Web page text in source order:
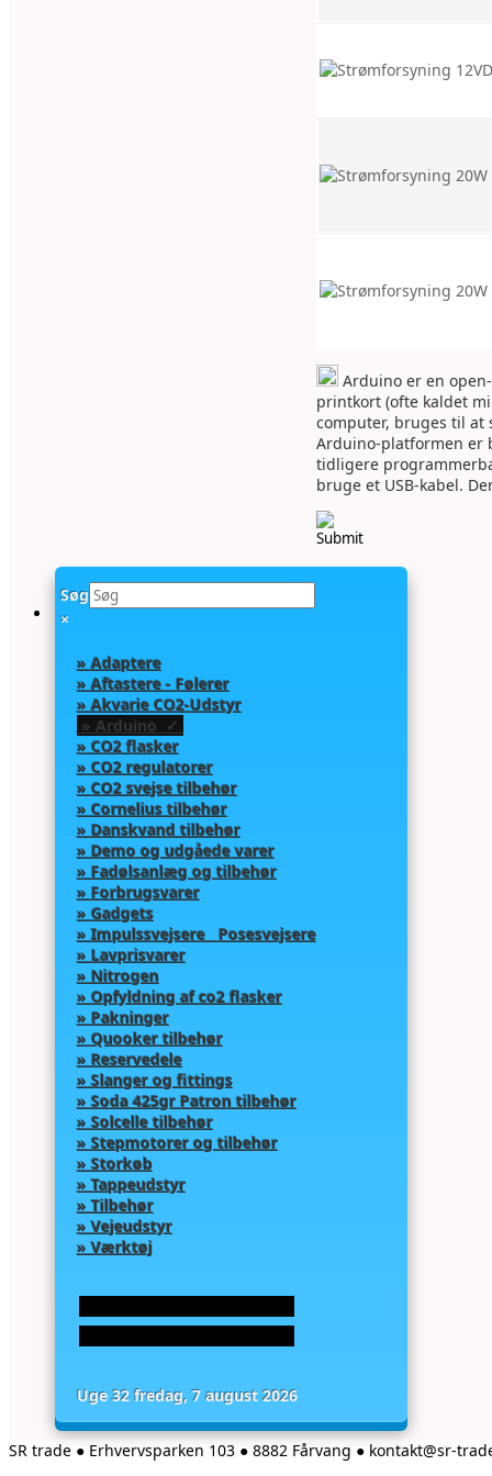
Arduino er en
printkort (ofte kaldet
computer, bruges til at
Arduino-platformen er
tidligere
bruge et USB-kabel.
Søg
×
» Adaptere
» Aftastere - Følerer
» Akvarie CO2-Udstyr
» Arduino ✓
» CO2 flasker
» CO2 regulatorer
» CO2 svejse tilbehør
» Cornelius tilbehør
» Danskvand tilbehør
» Demo og udgåede varer
» Fadølsanlæg og tilbehør
» Forbrugsvarer
» Gadgets
» Impulssvejsere Posesvejsere
» Lavprisvarer
» Nitrogen
» Opfyldning af co2 flasker
» Pakninger
» Quooker tilbehør
» Reservedele
» Slanger og fittings
» Soda 425gr Patron tilbehør
» Solcelle tilbehør
» Stepmotorer og tilbehør
» Storkøb
» Tappeudstyr
» Tilbehør
» Vejeudstyr
» Værktøj
Uge 32 fredag, 7 august 2026
SR trade ● Erhvervsparken 103 ● 8882 Fårvang ● kontakt@sr-